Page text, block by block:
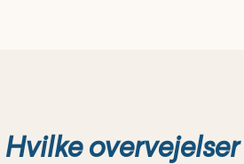
Hvilke